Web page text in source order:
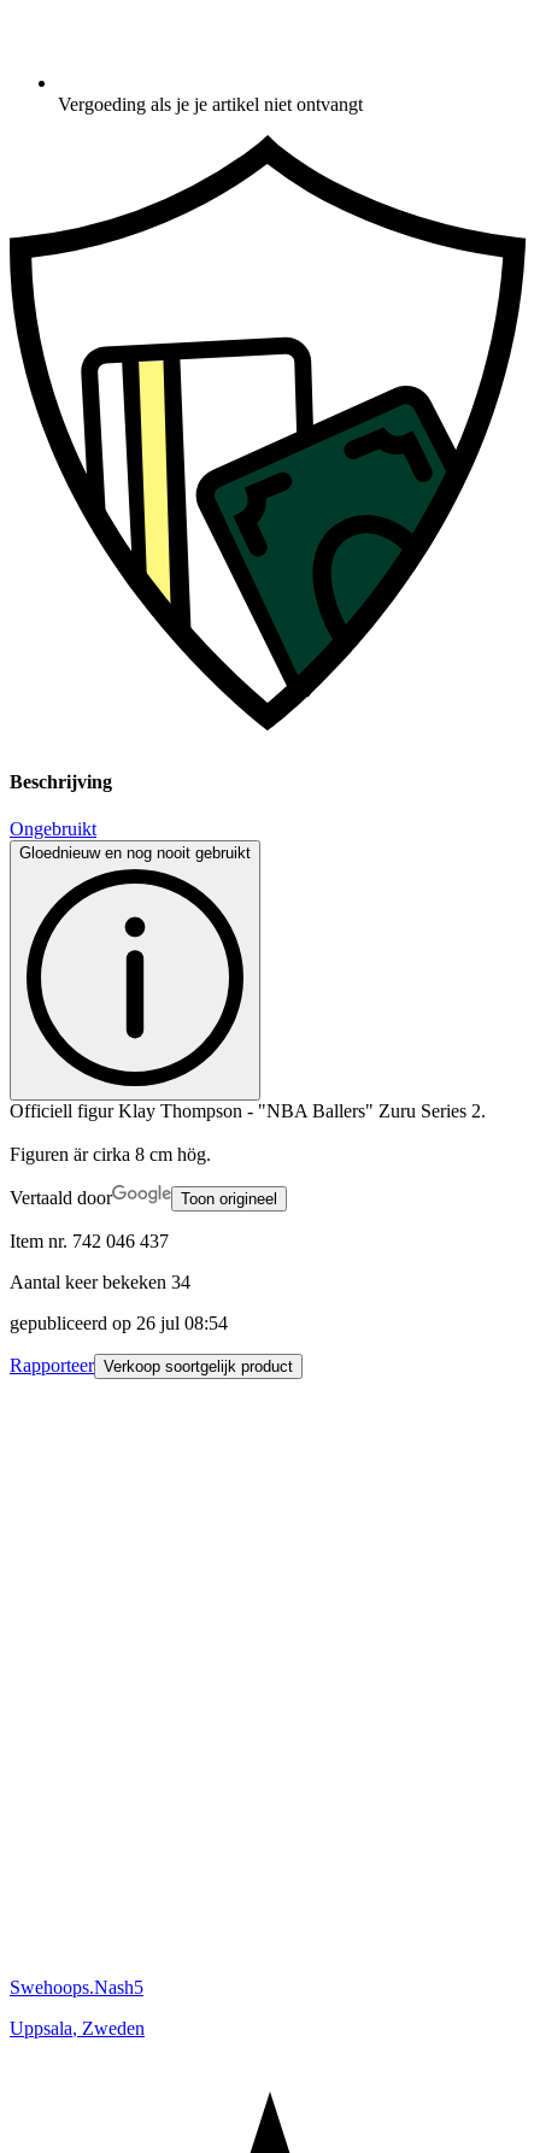
Vergoeding als je je artikel niet ontvangt
Beschrijving
Ongebruikt
Gloednieuw en nog nooit gebruikt
Officiell figur Klay Thompson - "NBA Ballers" Zuru Series 2.
Figuren är cirka 8 cm hög.
Vertaald door Toon origineel
Item nr. 742 046 437
Aantal keer bekeken 34
gepubliceerd op 26 jul 08:54
Rapporteer Verkoop soortgelijk product
Swehoops.Nash5
Uppsala, Zweden